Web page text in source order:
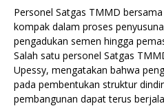
Personel Satgas TMMD
kompak dalam proses
pengadukan semen hingga
Salah satu personel Satgas
Upessy, mengatakan bahwa
pada pembentukan struktur
pembangunan dapat terus